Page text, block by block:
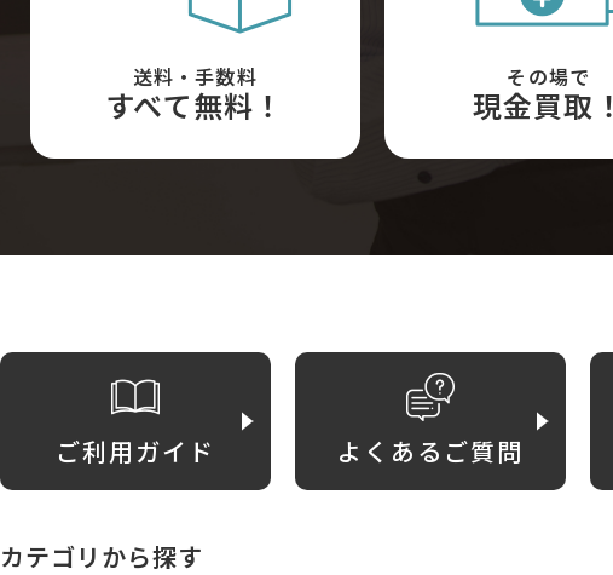
送料・手数料
すべて無料！
その場で
現金買取！
ご利用ガイド よくあるご質問
カテゴリから探す